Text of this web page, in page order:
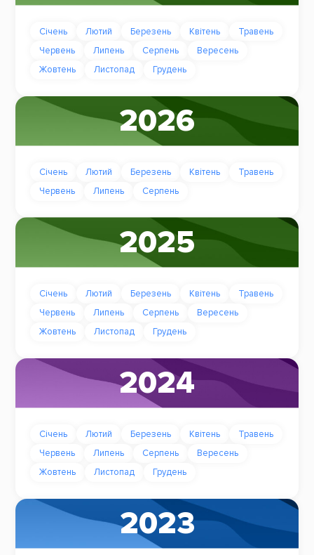
Січень Лютий Березень Квітень
Травень
Червень
Липень Серпень
Вересень
Жовтень
Листопад Грудень
2026
Січень Лютий Березень Квітень
Травень
Червень
Липень Серпень
2025
Січень Лютий Березень Квітень
Травень
Червень
Липень Серпень
Вересень
Жовтень
Листопад Грудень
2024
Січень Лютий Березень Квітень
Травень
Червень
Липень Серпень
Вересень
Жовтень
Листопад Грудень
2023